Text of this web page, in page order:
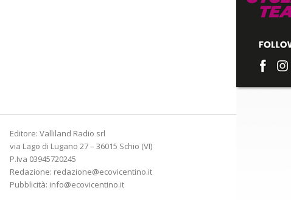
Editore: Valliland Radio srl
via Lago di Lugano 27 – 36015 Schio (VI)
P.Iva 03945720245
Redazione: redazione@ecovicentino.it
Pubblicità: info@ecovicentino.it